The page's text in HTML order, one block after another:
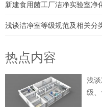
新建食用菌工厂洁净实验室净
浅谈洁净室等级规范及相关分
热点内容
浅
级